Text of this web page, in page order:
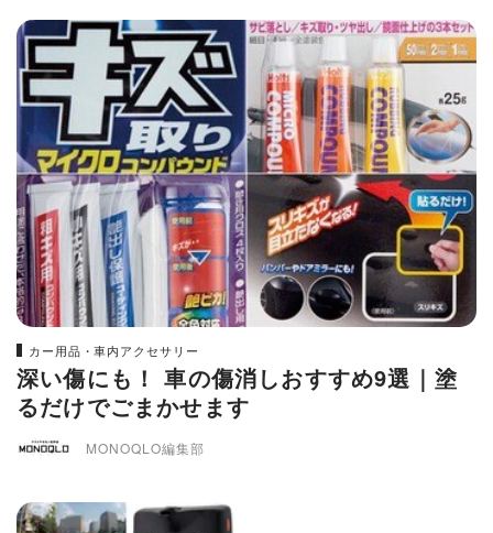
カー用品・車内アクセサリー
深い傷にも！ 車の傷消しおすすめ9選｜塗
るだけでごまかせます
MONOQLO編集部